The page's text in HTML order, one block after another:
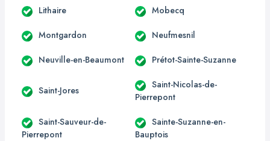
Lithaire Mobecq
Montgardon Neufmesnil
Neuville-en-Beaumont Prétot-Sainte-Suzanne
Saint-Jores
Saint-Nicolas-de-
Pierrepont
Saint-Sauveur-de-
Pierrepont
Sainte-Suzanne-en-
Bauptois